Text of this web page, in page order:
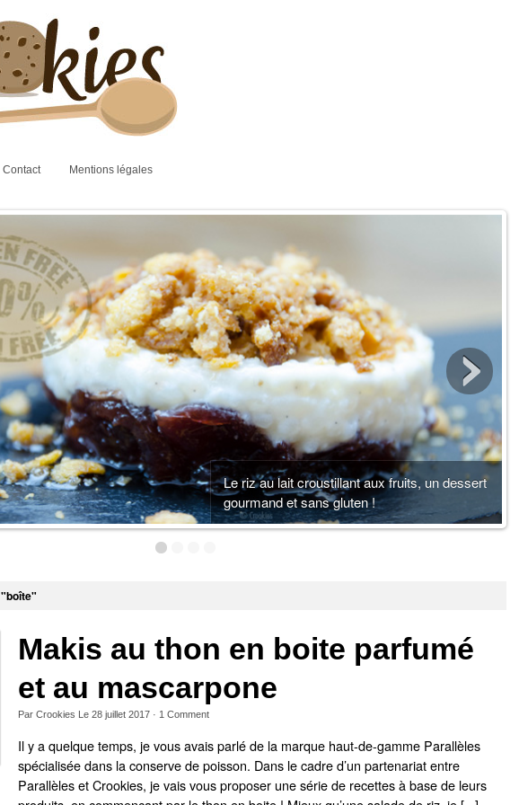
Contact Mentions légales
Le riz au lait croustillant aux fruits, un dessert
gourmand et sans gluten !
"boîte"
Makis au thon en boite parfumé
et au mascarpone
Par Crookies Le 28 juillet 2017 · 1 Comment
Il y a quelque temps, je vous avais parlé de la marque haut-de-gamme Parallèles
spécialisée dans la conserve de poisson. Dans le cadre d’un partenariat entre
Parallèles et Crookies, je vais vous proposer une série de recettes à base de leurs